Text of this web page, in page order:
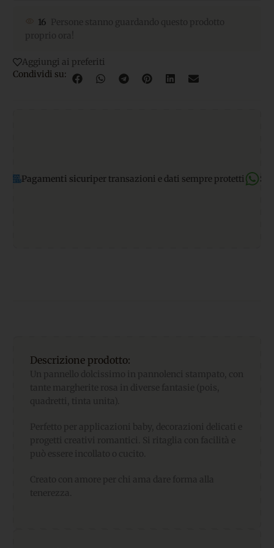
16
Aggiungi ai preferiti
Condividi su:
sicuriper transazioni e dati sempre protetti Supporto
Descrizione prodotto: